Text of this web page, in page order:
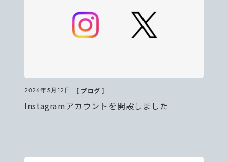
2026年5月12日 ［ ブログ ］
Instagramアカウントを開設しました